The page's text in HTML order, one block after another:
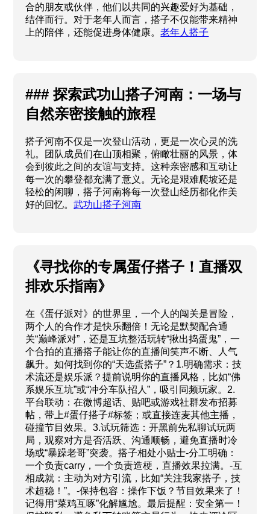
合的朋友或伙伴，他们以共同的兴趣爱好为基础，
结伴而行。对于老年人而言，搭子不仅能带来精神
上的陪伴，还能促进身体健康。老年人搭子
### 探索武功山搭子河南：一场与
自然亲密接触的旅程
搭子河南不仅是一次登山活动，更是一次心灵的洗
礼。团队成员们在山顶相聚，俯瞰壮丽的风景，体
会到彼此之间的友谊与支持。这种亲密感和互动让
每一次的攀登都充满了意义。无论是艰难爬坡还是
轻松的闲聊，搭子河南将每一次登山经历都化作美
好的回忆。武功山搭子河南
《寻找你的专属蛋仔搭子！直播双
排欢乐指南》
在《蛋仔派对》的世界里，一个人的闯关是冒险，
两个人的合作才是快乐翻倍！无论是默契配合通
关“巅峰派对”，还是互坑整活玩转“揪出捣蛋鬼”，一
个合拍的直播搭子能让你的直播间笑声不断、人气
飙升。如何找到你的“天选蛋搭子”？1.明确需求：技
术流还是娱乐派？提前说明你的直播风格，比如“佛
系娱乐互坑”或“冲分车队招人”，吸引同频玩家。2.
平台联动：在微博超话、贴吧或游戏社群发布招募
帖，带上#蛋仔搭子#标签；或直接连麦其他主播，
碰撞节目效果。3.试玩筛选：开黑前先私聊试玩两
局，观察对方是否活跃、沟通顺畅，避免直播时冷
场或“暴躁老哥”突袭。搭子相处小贴士-分工明确：
一个负责carry，一个负责造梗，直播效果拉满。-互
相成就：主动为对方引流，比如“关注我家搭子，技
术超稳！”。-保持包容：操作下饭？节目效果来了！
记得用“菜鸡互啄”化解尴尬。最后提醒：安全第一！